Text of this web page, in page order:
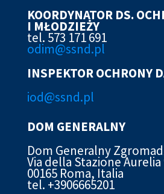
KOORDYNATOR DS.
I MŁODZIEŻY
tel. 573 171 691
odim@ssnd.pl
INSPEKTOR OCHRONY
iod@ssnd.pl
DOM GENERALNY
Dom Generalny
Via della Stazione Aurelia
00165 Roma, Italia
tel. +3906665201